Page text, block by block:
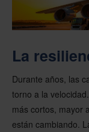
La
Durante años, las
torno a la
más cortos, mayor
están cambiando.